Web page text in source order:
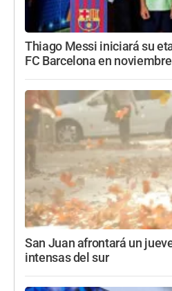
Thiago Messi iniciará su
FC Barcelona en noviembre
San Juan afrontará un
intensas del sur